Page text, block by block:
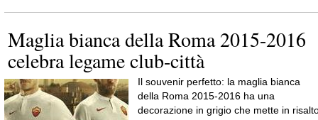
Maglia bianca della Roma 2015-2016
celebra legame club-città
Il souvenir perfetto: la maglia bianca
della Roma 2015-2016 ha una
decorazione in grigio che mette in